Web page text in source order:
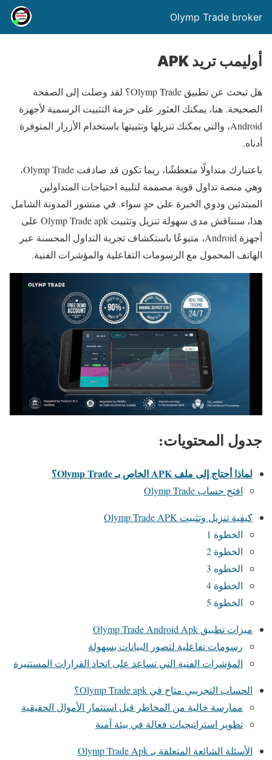
Olymp Trade broker
أوليمب تريد APK
هل تبحث عن تطبيق Olymp Trade؟ لقد وصلت إلى الصفحة
الصحيحة. هنا، يمكنك العثور على حزمة التثبيت الرسمية لأجهزة
Android، والتي يمكنك تنزيلها وتثبيتها باستخدام الأزرار المتوفرة
أدناه.
باعتبارك متداولًا متعطشًا، ربما تكون قد صادفت Olymp Trade،
وهي منصة تداول قوية مصممة لتلبية احتياجات المتداولين
المبتدئين وذوي الخبرة على حدٍ سواء. في منشور المدونة الشامل
هذا، سنناقش مدى سهولة تنزيل وتثبيت Olymp Trade apk على
أجهزة Android، متبوعًا باستكشاف تجربة التداول المحسنة عبر
الهاتف المحمول مع الرسومات التفاعلية والمؤشرات الفنية.
جدول المحتويات:
لماذا أحتاج إلى ملف APK الخاص بـ Olymp Trade؟
افتح حساب Olymp Trade
كيفية تنزيل وتثبيت Olymp Trade APK
الخطوة 1
الخطوة 2
الخطوه 3
الخطوة 4
الخطوة 5
ميزات تطبيق Olymp Trade Android Apk
رسومات تفاعلية لتصور البيانات بسهولة
المؤشرات الفنية التي تساعد على اتخاذ القرارات المستنيرة
الحساب التجريبي متاح في Olymp Trade apk؟
ممارسة خالية من المخاطر قبل استثمار الأموال الحقيقية
تطوير استراتيجيات فعالة في بيئة آمنة
الأسئلة الشائعة المتعلقة بـ Olymp Trade Apk